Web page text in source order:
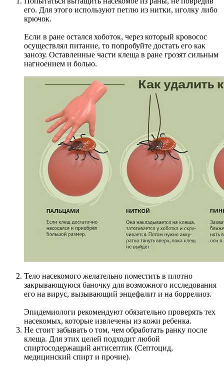
его. Для этого используют петлю из нитки, иголку либо
крючок.
Если в ране остался хоботок, через который кровосос
осуществлял питание, то попробуйте достать его как
занозу. Оставленные части клеща в ране грозят сильным
нагноением и болью.
Тело насекомого желательно поместить в плотно
закрывающуюся баночку для возможного исследования
его на вирус, вызывающий энцефалит и на боррелиоз.
Эпидемиологи рекомендуют обязательно проверять тех
насекомых, которые извлечены из кожи ребенка.
Не стоит забывать о том, чем обработать ранку после
клеща. Для этих целей подходит любой
спиртосодержащий антисептик (Септоцид,
медицинский спирт и прочие).